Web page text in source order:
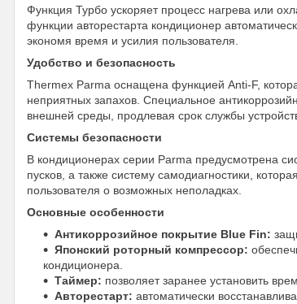
Функция Турбо ускоряет процесс нагрева или
функции авторестарта кондиционер
экономя время и усилия пользователя.
Удобство и безопасность
Thermex Parma оснащена функцией Anti-F,
неприятных запахов. Специальное
внешней среды, продлевая срок службы
Системы безопасности
В кондиционерах серии Parma предусмотрена
пусков, а также систему самодиагностики,
пользователя о возможных неполадках.
Основные особенности
Антикоррозийное покрытие Blue Fin:
Японский роторный компрессор:
кондиционера.
Таймер: позволяет заранее установить
Авторестарт: автоматически